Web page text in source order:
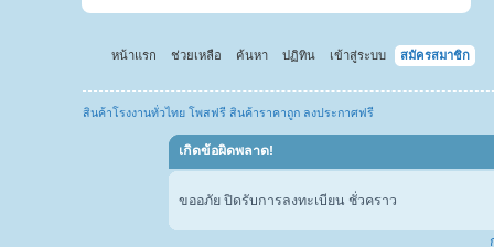
หน้าแรก ช่วยเหลือ ค้นหา ปฏิทิน เข้าสู่ระบบ สมัครสมาชิก
สินค้าโรงงานทั่วไทย โพสฟรี สินค้าราคาถูก ลงประกาศฟรี
เกิดข้อผิดพลาด!
ขออภัย ปิดรับการลงทะเบียน ชั่วคราว